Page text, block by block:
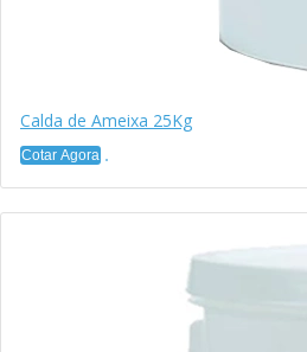
Calda de Ameixa 25Kg
Cotar Agora